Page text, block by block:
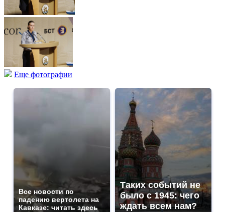
Еще фотографии
Все новости по
падению вертолета на
Кавказе: читать здесь
Таких событий не
было с 1945: чего
ждать всем нам?